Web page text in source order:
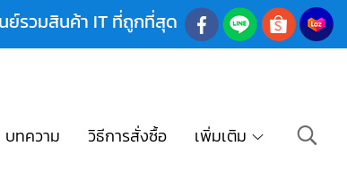
ย์รวมสินค้า IT ที่ถูกที่สุด
บทความ วิธีการสั่งซื้อ เพิ่มเติม